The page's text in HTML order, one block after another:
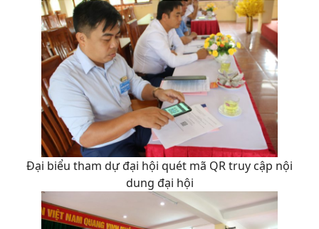
Đại biểu tham dự đại hội quét mã QR truy cập nội
dung đại hội